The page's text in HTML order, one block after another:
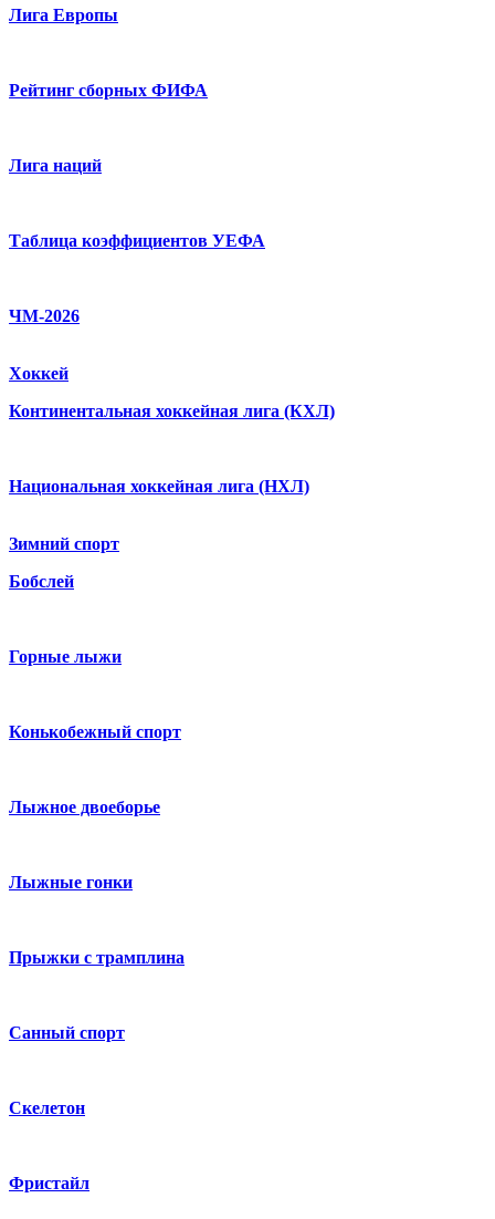
Лига Европы
Рейтинг сборных ФИФА
Лига наций
Таблица коэффициентов УЕФА
ЧМ-2026
Хоккей
Континентальная хоккейная лига (КХЛ)
Национальная хоккейная лига (НХЛ)
Зимний спорт
Бобслей
Горные лыжи
Конькобежный спорт
Лыжное двоеборье
Лыжные гонки
Прыжки с трамплина
Санный спорт
Скелетон
Фристайл